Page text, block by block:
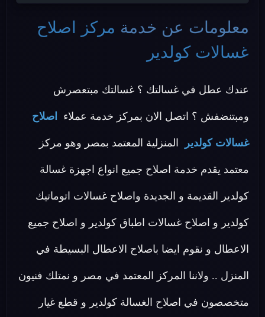
معلومات عن خدمة مركز اصلاح
غسالات كولدير
عندك عطل في غسالتك ؟ غسالتك مبتعصرش
ومبتنضفش ؟ اتصل الان بمركز خدمة عملاء اصلاح
غسالات كولدير المنزلية المعتمد بمصر وهو مركز
معتمد يقدم خدمة اصلاح جميع انواع اجهزة غسالة
كولدير القديمة و الجديدة واصلاح غسالات اتوماتيك
كولدير و اصلاح غسالات اطباق كولدير و اصلاح جميع
الاعطال و نقوم ايضا باصلاح الاعطال البسيطة في
المنزل .. ولاننا المركز المعتمد في مصر و نمتلك فنيون
متخصصون في اصلاح الغسالة كولدير و قطع غيار